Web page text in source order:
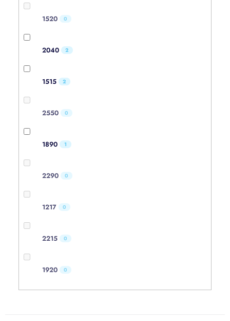
1520 0
2040 2
1515 2
2550 0
1890 1
2290 0
1217 0
2215 0
1920 0